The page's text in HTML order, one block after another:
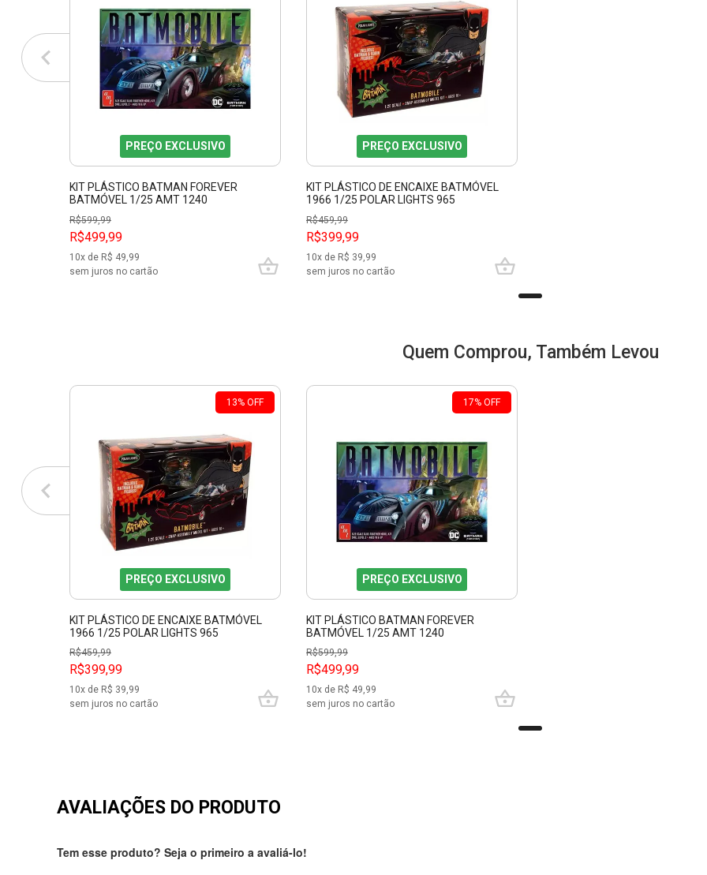
PREÇO EXCLUSIVO
KIT PLÁSTICO BATMAN FOREVER
BATMÓVEL 1/25 AMT 1240
R$599,99
R$499,99
10x de R$ 49,99
sem juros no cartão
PREÇO EXCLUSIVO
KIT PLÁSTICO DE ENCAIXE BATMÓVEL
1966 1/25 POLAR LIGHTS 965
R$459,99
R$399,99
10x de R$ 39,99
sem juros no cartão
Quem Comprou, Também Levou
13% OFF
PREÇO EXCLUSIVO
KIT PLÁSTICO DE ENCAIXE BATMÓVEL
1966 1/25 POLAR LIGHTS 965
R$459,99
R$399,99
10x de R$ 39,99
sem juros no cartão
17% OFF
PREÇO EXCLUSIVO
KIT PLÁSTICO BATMAN FOREVER
BATMÓVEL 1/25 AMT 1240
R$599,99
R$499,99
10x de R$ 49,99
sem juros no cartão
AVALIAÇÕES DO PRODUTO
Tem esse produto? Seja o primeiro a avaliá-lo!